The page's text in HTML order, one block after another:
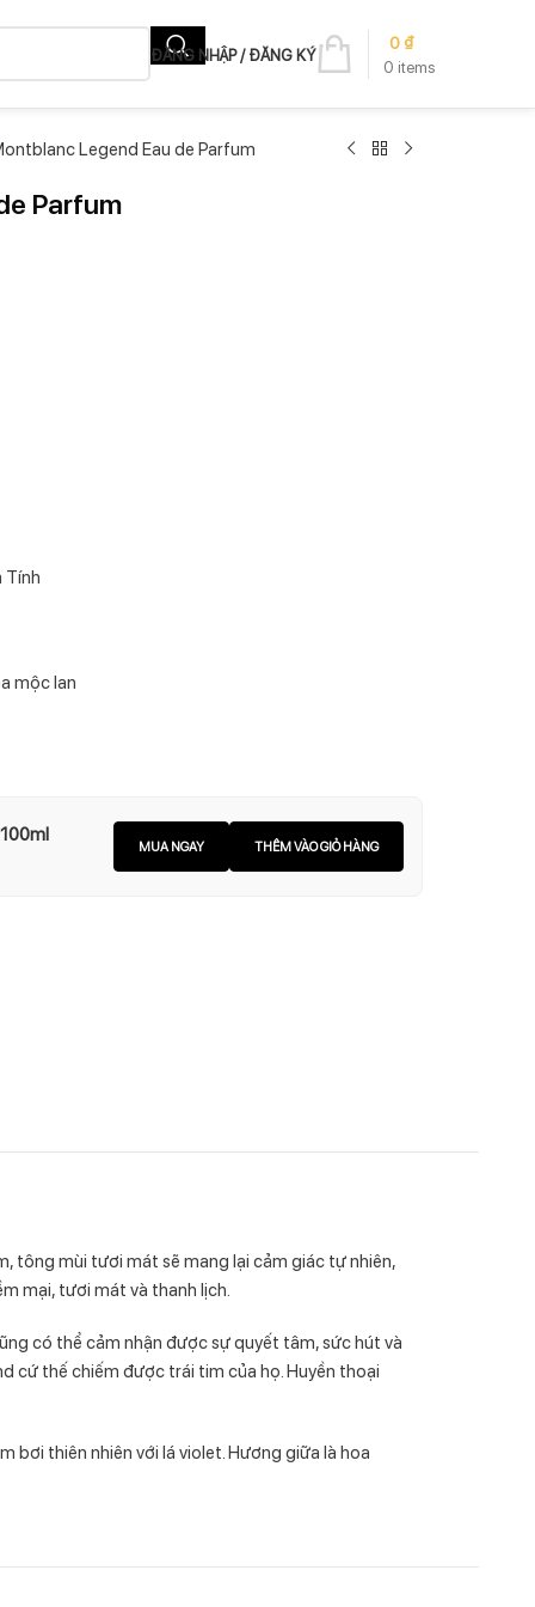
ĐĂNG NHẬP / ĐĂNG KÝ
0 items
0₫
Legend Eau de Parfum
Parfum
Tính
mộc lan
MUA NGAY THÊM VÀO GIỎ HÀNG
tông mùi tươi mát sẽ mang lại cảm giác tự nhiên,
mại, tươi mát và thanh lịch.
có thể cảm nhận được sự quyết tâm, sức hút và
cứ thế chiếm được trái tim của họ. Huyền thoại
thiên nhiên với lá violet. Hương giữa là hoa